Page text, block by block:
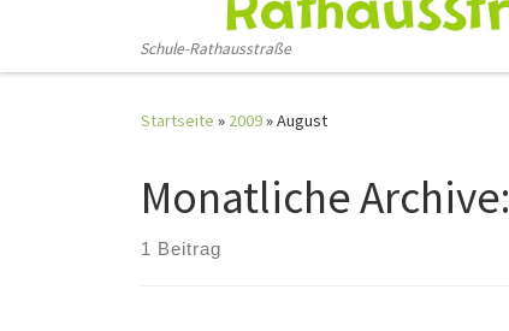
Schule-Rathausstraße
Startseite » 2009»August
Monatliche Archive:
1 Beitrag